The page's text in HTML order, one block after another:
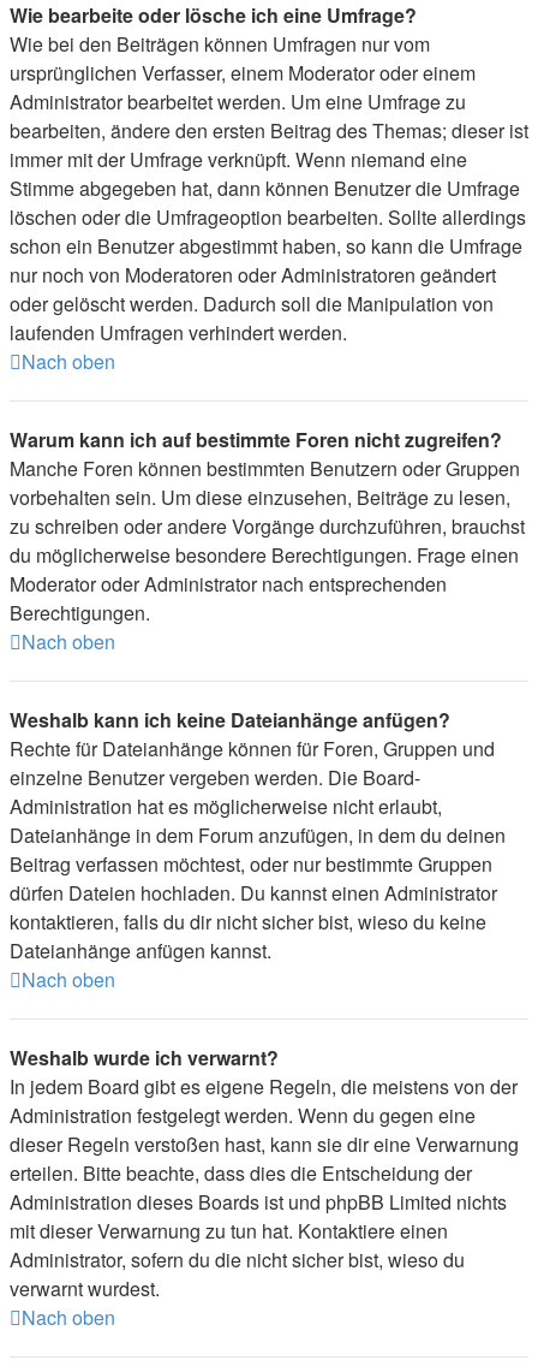
Wie bearbeite oder lösche ich eine Umfrage?
Wie bei den Beiträgen können Umfragen nur vom
ursprünglichen Verfasser, einem Moderator oder einem
Administrator bearbeitet werden. Um eine Umfrage zu
bearbeiten, ändere den ersten Beitrag des Themas; dieser ist
immer mit der Umfrage verknüpft. Wenn niemand eine
Stimme abgegeben hat, dann können Benutzer die Umfrage
löschen oder die Umfrageoption bearbeiten. Sollte allerdings
schon ein Benutzer abgestimmt haben, so kann die Umfrage
nur noch von Moderatoren oder Administratoren geändert
oder gelöscht werden. Dadurch soll die Manipulation von
laufenden Umfragen verhindert werden.
Nach oben
Warum kann ich auf bestimmte Foren nicht zugreifen?
Manche Foren können bestimmten Benutzern oder Gruppen
vorbehalten sein. Um diese einzusehen, Beiträge zu lesen,
zu schreiben oder andere Vorgänge durchzuführen, brauchst
du möglicherweise besondere Berechtigungen. Frage einen
Moderator oder Administrator nach entsprechenden
Berechtigungen.
Nach oben
Weshalb kann ich keine Dateianhänge anfügen?
Rechte für Dateianhänge können für Foren, Gruppen und
einzelne Benutzer vergeben werden. Die Board-
Administration hat es möglicherweise nicht erlaubt,
Dateianhänge in dem Forum anzufügen, in dem du deinen
Beitrag verfassen möchtest, oder nur bestimmte Gruppen
dürfen Dateien hochladen. Du kannst einen Administrator
kontaktieren, falls du dir nicht sicher bist, wieso du keine
Dateianhänge anfügen kannst.
Nach oben
Weshalb wurde ich verwarnt?
In jedem Board gibt es eigene Regeln, die meistens von der
Administration festgelegt werden. Wenn du gegen eine
dieser Regeln verstoßen hast, kann sie dir eine Verwarnung
erteilen. Bitte beachte, dass dies die Entscheidung der
Administration dieses Boards ist und phpBB Limited nichts
mit dieser Verwarnung zu tun hat. Kontaktiere einen
Administrator, sofern du die nicht sicher bist, wieso du
verwarnt wurdest.
Nach oben